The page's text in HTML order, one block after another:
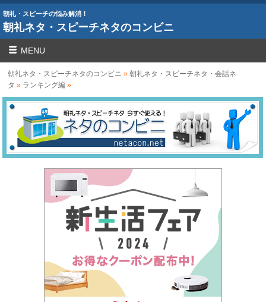
朝礼・スピーチの悩み解消！
朝礼ネタ・スピーチネタのコンビニ
MENU
朝礼ネタ・スピーチネタのコンビニ »朝礼ネタ・スピーチネタ・会話ネ
タ » ランキング編 »